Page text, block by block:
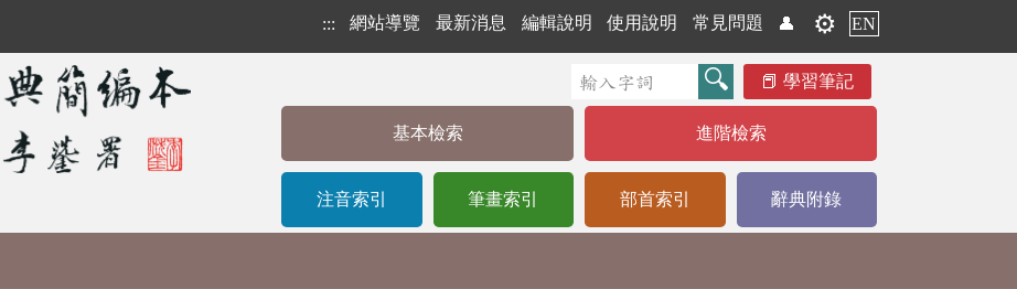
::: 網站導覽 最新消息 編輯說明 使用說明 常見問題 👤 ⚙️ EN
學習筆記
基本檢索 進階檢索
注音索引 筆畫索引 部首索引 辭典附錄